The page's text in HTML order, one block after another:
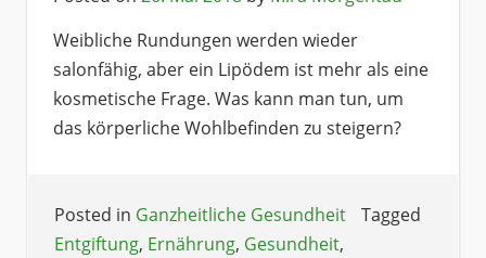
Weibliche Rundungen werden wieder
salonfähig, aber ein Lipödem ist mehr als eine
kosmetische Frage. Was kann man tun, um
das körperliche Wohlbefinden zu steigern?
Posted in Ganzheitliche Gesundheit
Tagged
Entgiftung, Ernährung, Gesundheit,